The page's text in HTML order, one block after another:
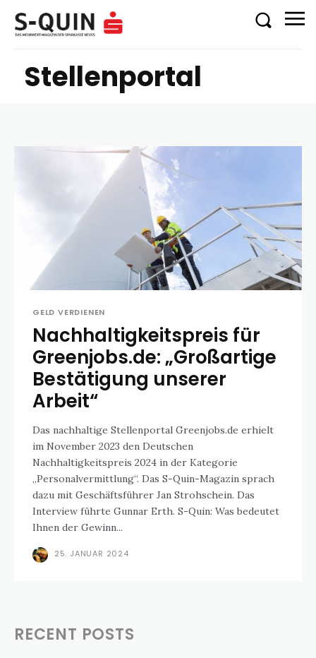
Stellenportal
GELD VERDIENEN
Nachhaltigkeitspreis für
Greenjobs.de: „Großartige
Bestätigung unserer
Arbeit“
Das nachhaltige Stellenportal Greenjobs.de erhielt
im November 2023 den Deutschen
Nachhaltigkeitspreis 2024 in der Kategorie
„Personalvermittlung“. Das S-Quin-Magazin sprach
dazu mit Geschäftsführer Jan Strohschein. Das
Interview führte Gunnar Erth. S-Quin: Was bedeutet
Ihnen der Gewinn...
25. JANUAR 2024
RECENT POSTS